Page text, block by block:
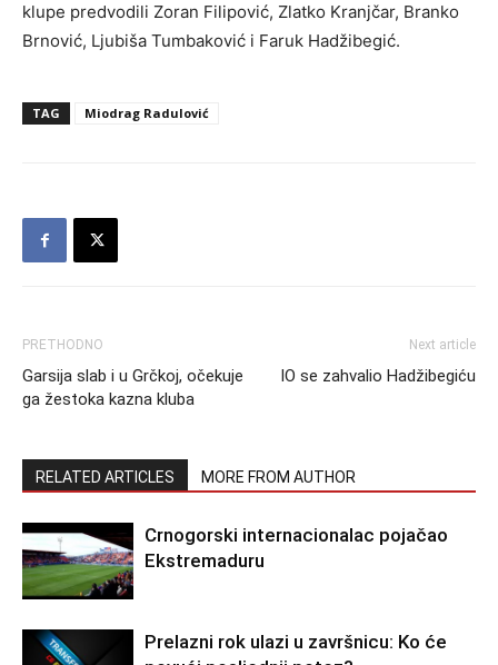
klupe predvodili Zoran Filipović, Zlatko Kranjčar, Branko
Brnović, Ljubiša Tumbaković i Faruk Hadžibegić.
TAG Miodrag Radulović
PRETHODNO
Garsija slab i u Grčkoj, očekuje
ga žestoka kazna kluba
Next article
IO se zahvalio Hadžibegiću
RELATED ARTICLES MORE FROM AUTHOR
Crnogorski internacionalac pojačao
Ekstremaduru
Prelazni rok ulazi u završnicu: Ko će